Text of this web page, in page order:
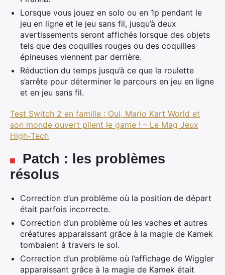
Lorsque vous jouez en solo ou en 1p pendant le
jeu en ligne et le jeu sans fil, jusqu’à deux
avertissements seront affichés lorsque des objets
tels que des coquilles rouges ou des coquilles
épineuses viennent par derrière.
Réduction du temps jusqu’à ce que la roulette
s’arrête pour déterminer le parcours en jeu en ligne
et en jeu sans fil.
Test Switch 2 en famille : Oui, Mario Kart World et
son monde ouvert plient le game ! – Le Mag Jeux
High-Tech
Patch : les problèmes
résolus
Correction d’un problème où la position de départ
était parfois incorrecte.
Correction d’un problème où les vaches et autres
créatures apparaissant grâce à la magie de Kamek
tombaient à travers le sol.
Correction d’un problème où l’affichage de Wiggler
apparaissant grâce à la magie de Kamek était